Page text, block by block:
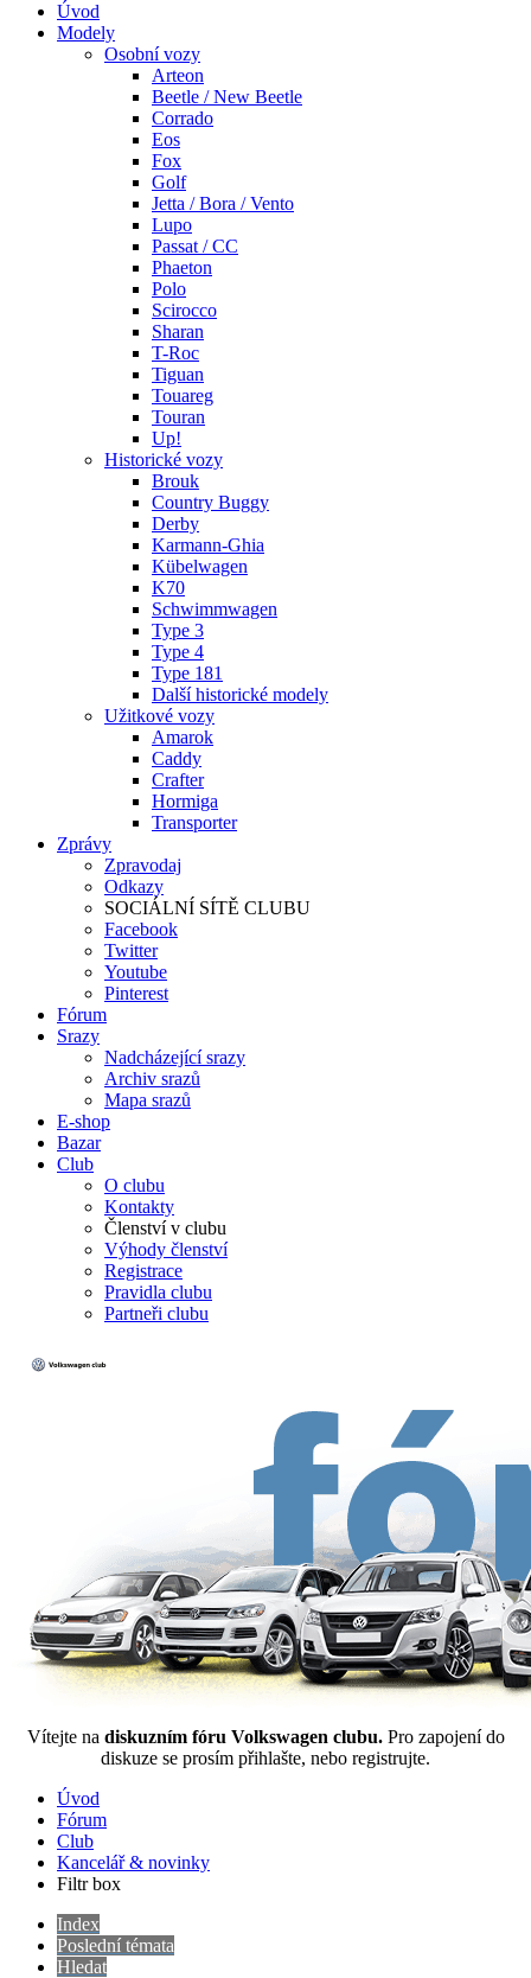
Úvod
Modely
Osobní vozy
Arteon
Beetle / New Beetle
Corrado
Eos
Fox
Golf
Jetta / Bora / Vento
Lupo
Passat / CC
Phaeton
Polo
Scirocco
Sharan
T-Roc
Tiguan
Touareg
Touran
Up!
Historické vozy
Brouk
Country Buggy
Derby
Karmann-Ghia
Kübelwagen
K70
Schwimmwagen
Type 3
Type 4
Type 181
Další historické modely
Užitkové vozy
Amarok
Caddy
Crafter
Hormiga
Transporter
Zprávy
Zpravodaj
Odkazy
SOCIÁLNÍ SÍTĚ CLUBU
Facebook
Twitter
Youtube
Pinterest
Fórum
Srazy
Nadcházející srazy
Archiv srazů
Mapa srazů
E-shop
Bazar
Club
O clubu
Kontakty
Členství v clubu
Výhody členství
Registrace
Pravidla clubu
Partneři clubu
Vítejte na diskuzním fóru Volkswagen clubu. Pro zapojení do
diskuze se prosím přihlašte, nebo registrujte.
Úvod
Fórum
Club
Kancelář & novinky
Filtr box
Index
Poslední témata
Hledat